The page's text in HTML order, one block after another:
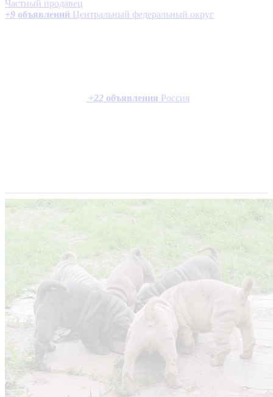
Частный продавец
+9 объявлений Центральный федеральный округ
+22 объявления Россия